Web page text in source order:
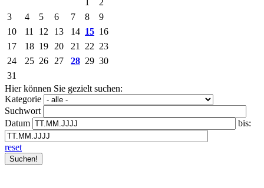
1
2
3
4 5 6 7 8
9
10
11 12 13 14 15 16
17
18 19 20 21 22 23
24
25 26 27 28 29 30
31
Hier können Sie gezielt suchen:
Kategorie
Suchwort
Datum
bis:
reset